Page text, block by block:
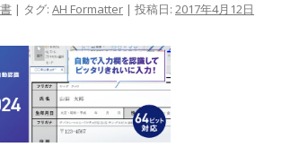
| タグ: AH Formatter | 投稿日: 2017年4月12日